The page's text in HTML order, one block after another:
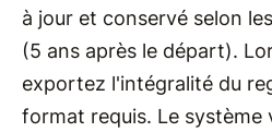
à jour et conservé selon
(5 ans après le départ).
exportez l'intégralité du
format requis. Le système